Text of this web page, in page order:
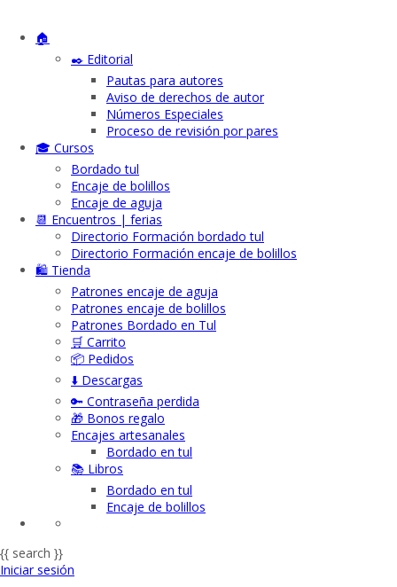
🏠
✒️ Editorial
Pautas para autores
Aviso de derechos de autor
Números Especiales
Proceso de revisión por pares
🎓 Cursos
Bordado tul
Encaje de bolillos
Encaje de aguja
📆 Encuentros | ferias
Directorio Formación bordado tul
Directorio Formación encaje de bolillos
🛍️ Tienda
Patrones encaje de aguja
Patrones encaje de bolillos
Patrones Bordado en Tul
🛒 Carrito
📦 Pedidos
⬇️ Descargas
🔑 Contraseña perdida
🎁 Bonos regalo
Encajes artesanales
Bordado en tul
📚 Libros
Bordado en tul
Encaje de bolillos
{{ search }}
Iniciar sesión